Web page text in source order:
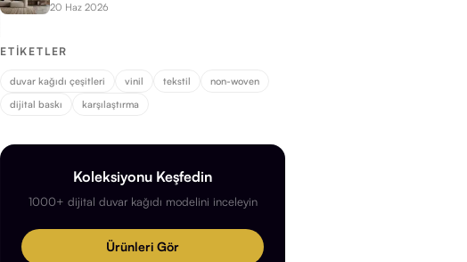
20 Haz 2026
ETIKETLER
duvar kağıdı çeşitleri vinil tekstil
non-woven
dijital baskı
karşılaştırma
Koleksiyonu Keşfedin
1000+ dijital duvar kağıdı modelini inceleyin
Ürünleri Gör